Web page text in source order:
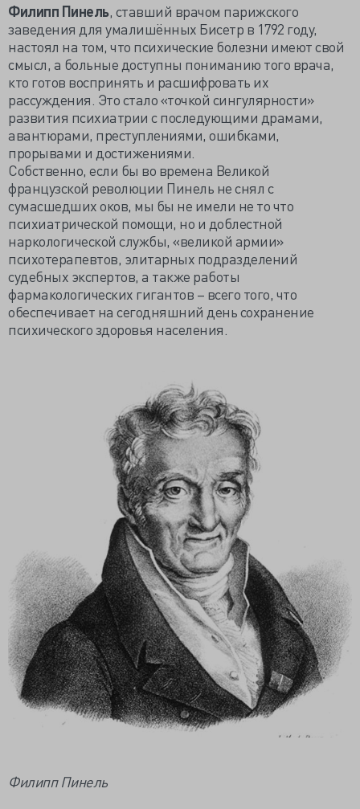
Филипп Пинель, ставший врачом парижского
заведения для умалишённых Бисетр в 1792 году,
настоял на том, что психические болезни имеют свой
смысл, а больные доступны пониманию того врача,
кто готов воспринять и расшифровать их
рассуждения. Это стало «точкой сингулярности»
развития психиатрии с последующими драмами,
авантюрами, преступлениями, ошибками,
прорывами и достижениями.
Собственно, если бы во времена Великой
французской революции Пинель не снял с
сумасшедших оков, мы бы не имели не то что
психиатрической помощи, но и доблестной
наркологической службы, «великой армии»
психотерапевтов, элитарных подразделений
судебных экспертов, а также работы
фармакологических гигантов – всего того, что
обеспечивает на сегодняшний день сохранение
психического здоровья населения.
Филипп Пинель